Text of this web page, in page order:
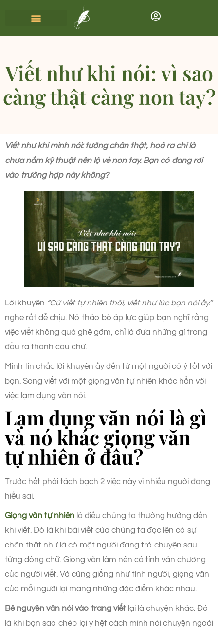
Viết như khi nói: vì sao
càng thật càng non tay?
Viết như khi mình nói: tưởng chân thật, hoá ra chỉ là
chưa nắm kỹ thuật nên lộ vẻ non tay. Bạn có đang rơi
vào trường hợp này không?
Lời khuyên “Cứ viết tự nhiên thôi, viết như lúc bạn nói ấy.”
nghe rất dễ chịu. Nó tháo bỏ áp lực giúp bạn nghĩ rằng
việc viết không quá ghê gớm, chỉ là đưa những gì trong
đầu ra thành câu chữ.
Mình tin chắc lời khuyên ấy đến từ một người có ý tốt với
bạn. Song viết với một giọng văn tự nhiên khác hẳn với
việc lạm dụng văn nói.
Lạm dụng văn nói là gì
và nó khác giọng văn
tự nhiên ở đâu?
Trước hết phải tách bạch 2 việc này vì nhiều người đang
hiểu sai.
Giọng văn tự nhiên là điều chúng ta thường hướng đến
khi viết. Đó là khi bài viết của chúng ta đọc lên có sự
chân thật như là có một người đang trò chuyện sau
từng dòng chữ. Giọng văn làm nên cá tính văn chương
của người viết. Và cũng giống như tính người, giọng văn
của mỗi người lại mang những đặc điểm khác nhau.
Bê nguyên văn nói vào trang viết lại là chuyện khác. Đó
là khi bạn sao chép lại y hệt cách mình nói chuyện ngoài